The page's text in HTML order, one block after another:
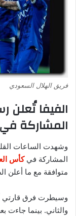
فريق الهلال السعودي
الفيفا تُعلن
المشاركة في
وشهدت الساعات
المشاركة في كأس
متوافقة مع ما أعلن
وسيطرت فرق قارتي
والثاني. بينما جاءت